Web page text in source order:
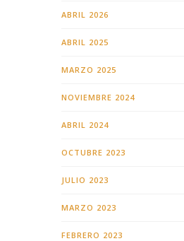
ABRIL 2026
ABRIL 2025
MARZO 2025
NOVIEMBRE 2024
ABRIL 2024
OCTUBRE 2023
JULIO 2023
MARZO 2023
FEBRERO 2023